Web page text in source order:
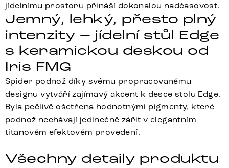
jídelnímu prostoru přináší dokonalou nadčasovost.
Jemný, lehký, přesto plný
intenzity – jídelní stůl Edge
s keramickou deskou od
Iris FMG
Spider podnož díky svému propracovanému
designu vytváří zajímavý akcent k desce stolu Edge.
Byla pečlivě ošetřena hodnotnými pigmenty, které
podnož nechávají jedinečně zářit v elegantním
titanovém efektovém provedení.
Všechny detaily produktu